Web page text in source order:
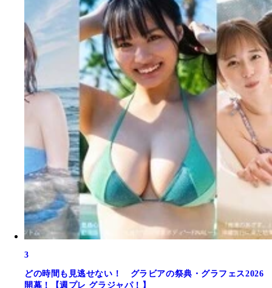
3
どの時間も見逃せない！ グラビアの祭典・グラフェス2026
開幕！【週プレ グラジャパ！】